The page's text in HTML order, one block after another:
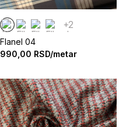
+2
Flanel 04
990,00 RSD/metar